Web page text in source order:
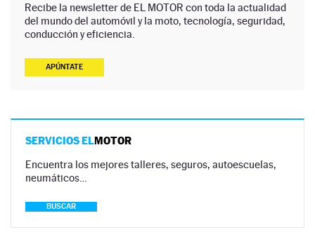
Recibe la newsletter de EL MOTOR con toda la actualidad
del mundo del automóvil y la moto, tecnología, seguridad,
conducción y eficiencia.
APÚNTATE
SERVICIOS ELMOTOR
Encuentra los mejores talleres, seguros, autoescuelas,
neumáticos…
BUSCAR